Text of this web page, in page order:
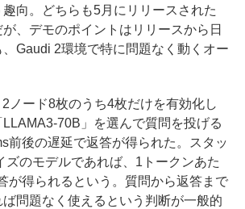
向。どちらも5月にリリースされた
、デモのポイントはリリースから日
Gaudi 2環境で特に問題なく動くオー
ノード8枚のうち4枚だけを有効化し
70B」を選んで質問を投げる
前後の遅延で返答が得られた。スタッ
ズのモデルであれば、1トークンあた
が得られるという。質問から返答まで
問題なく使えるという判断が一般的